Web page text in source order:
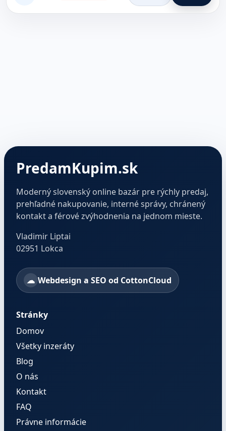
PredamKupim.sk
Moderný slovenský online bazár pre rýchly predaj,
prehľadné nakupovanie, interné správy, chránený
kontakt a férové zvýhodnenia na jednom mieste.
Vladimir Liptai
02951 Lokca
Webdesign a SEO od CottonCloud
Stránky
Domov
Všetky inzeráty
Blog
O nás
Kontakt
FAQ
Právne informácie